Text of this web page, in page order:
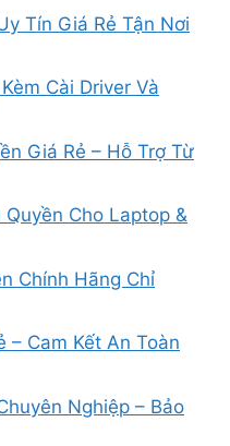
Tín Giá Rẻ Tận Nơi
Cài Driver Và
Giá Rẻ – Hỗ Trợ Từ
Cho Laptop &
Chính Hãng Chỉ
– Cam Kết An Toàn
Nghiệp – Bảo